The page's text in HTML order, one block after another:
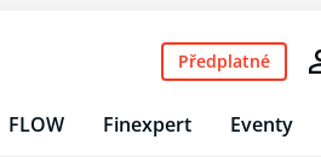
FLOW Finexpert Eventy
Předplatné